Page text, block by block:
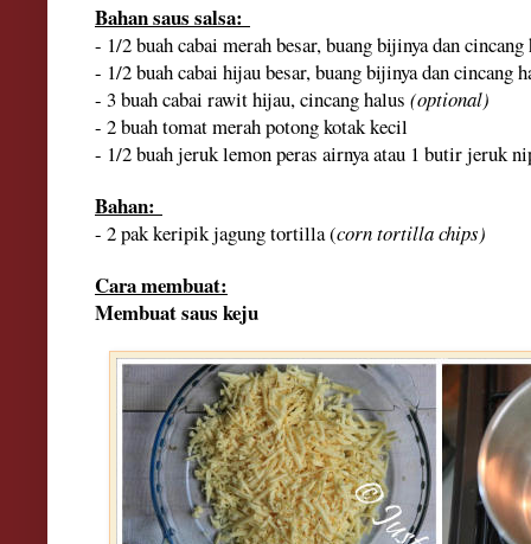
Bahan saus salsa:
- 1/2 buah cabai merah besar, buang bijinya dan cincang
- 1/2 buah cabai hijau besar, buang bijinya dan cincang
- 3 buah cabai rawit hijau,cincang halus (optional)
- 2buah tomat merah potong kotak kecil
- 1/2 buahjeruk lemon peras airnya atau 1 butirjeruk
Bahan:
- 2 pak keripik jagung tortilla (corn tortilla chips)
Cara membuat:
Membuat saus keju